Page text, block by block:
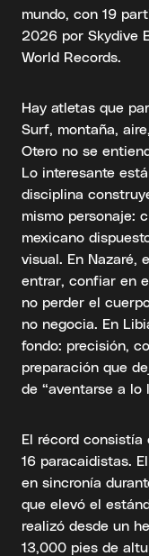
mundo, con 19
2026 por Skydive
World Records.
Hay atletas que
Surf, montaña,
Otero no se
Lo interesante
disciplina
mismo personaje:
mexicano
visual. En Nazaré,
entrar, confiar en
no perder el
no negocia. En
fondo: precisión,
preparación que
de “aventarse a lo
El récord consistía
16 paracaidistas.
en sincronía
que elevó el
realizó desde un
13,000 pies de